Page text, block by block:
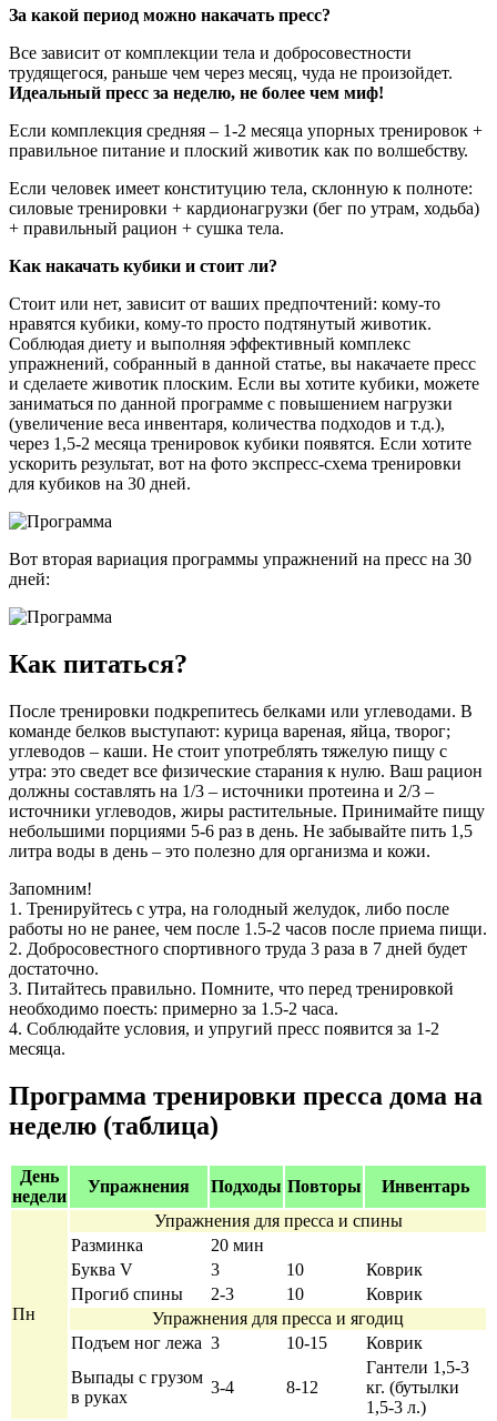
За какой период можно накачать пресс?
Все зависит от комплекции тела и добросовестности
трудящегося, раньше чем через месяц, чуда не произойдет.
Идеальный пресс за неделю, не более чем миф!
Если комплекция средняя – 1-2 месяца упорных тренировок +
правильное питание и плоский животик как по волшебству.
Если ­­­­человек имеет конституцию тела, склонную к полноте:
силовые тренировки + кардионагрузки (бег по утрам, ходьба)
+ правильный рацион + сушка тела.
Как накачать кубики и стоит ли?
Стоит или нет, зависит от ваших предпочтений: кому-то
нравятся кубики, кому-то просто подтянутый животик.
Соблюдая диету и выполняя эффективный комплекс
упражнений, собранный в данной статье, вы накачаете пресс
и сделаете животик плоским. Если вы хотите кубики, можете
заниматься по данной программе с повышением нагрузки
(увеличение веса инвентаря, количества подходов и т.д.),
через 1,5-2 месяца тренировок кубики появятся. Если хотите
ускорить результат, вот на фото экспресс-схема тренировки
для кубиков на 30 дней.
Вот вторая вариация программы упражнений на пресс на 30
дней:
Как питаться?
После тренировки подкрепитесь белками или углеводами. В
команде белков выступают: курица вареная, яйца, творог;
углеводов – каши. Не стоит употреблять тяжелую пищу с
утра: это сведет все физические старания к нулю. Ваш рацион
должны составлять на 1/3 – источники протеина и 2/3 –
источники углеводов, жиры растительные. Принимайте пищу
небольшими порциями 5-6 раз в день. Не забывайте пить 1,5
литра воды в день – это полезно для организма и кожи.
Запомним!
1. Тренируйтесь с утра, на голодный желудок, либо после
работы но не ранее, чем после 1.5-2 часов после приема пищи.
2. Добросовестного спортивного труда 3 раза в 7 дней будет
достаточно.
3. Питайтесь правильно. Помните, что перед тренировкой
необходимо поесть: примерно за 1.5-2 часа.
4. Соблюдайте условия, и упругий пресс появится за 1-2
месяца.
Программа тренировки пресса дома на
неделю (таблица)
День
недели
Упражнения Подходы Повторы Инвентарь
Пн
Упражнения для пресса и спины
Разминка
20 мин
Буква V
3 10
Коврик
Прогиб спины
2-3 10
Коврик
Упражнения для пресса и ягодиц
Подъем ног лежа 3 10-15
Коврик
Выпады с грузом
в руках
3-4 8-12
Гантели 1,5-3
кг. (бутылки
1,5-3 л.)